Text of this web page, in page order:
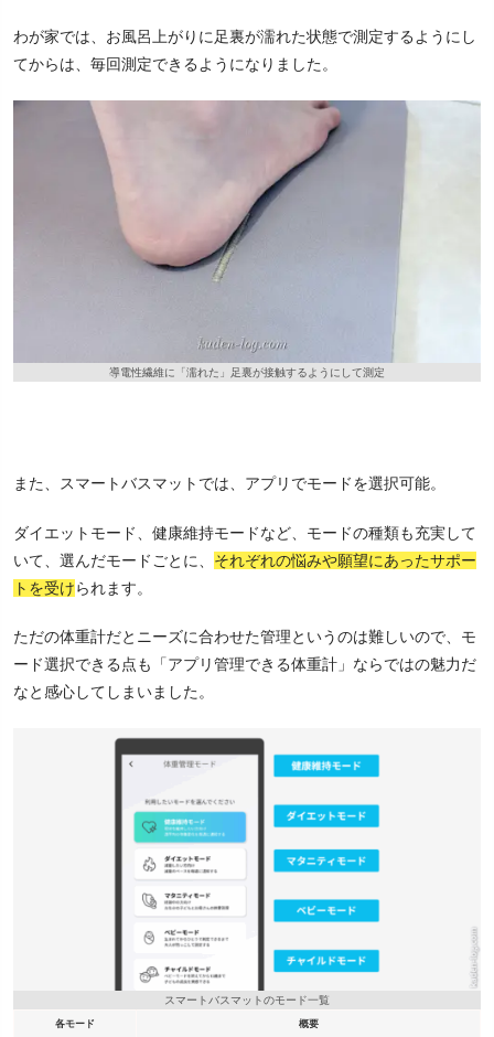
わが家では、お風呂上がりに足裏が濡れた状態で測定するようにし
てからは、毎回測定できるようになりました。
導電性繊維に「濡れた」足裏が接触するようにして測定
また、スマートバスマットでは、アプリでモードを選択可能。
ダイエットモード、健康維持モードなど、モードの種類も充実して
いて、選んだモードごとに、 それぞれの悩みや願望にあったサポー
トを受けられます。
ただの体重計だとニーズに合わせた管理というのは難しいので、モ
ード選択できる点も「アプリ管理できる体重計」ならではの魅力だ
なと感心してしまいました。
スマートバスマットのモード一覧
各モード 概要